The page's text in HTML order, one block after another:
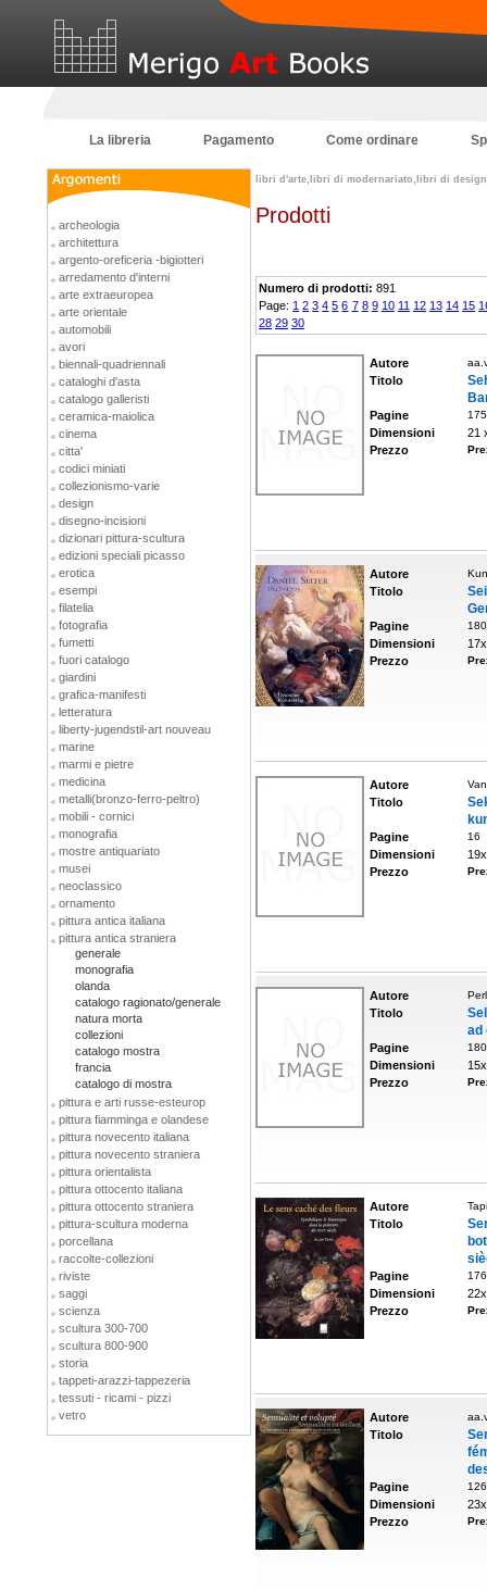
La libreria Pagamento Come ordinare
archeologia
architettura
argento-oreficeria -bigiotteri
arredamento d'interni
arte extraeuropea
arte orientale
automobili
avori
biennali-quadriennali
cataloghi d'asta
catalogo galleristi
ceramica-maiolica
cinema
citta'
codici miniati
collezionismo-varie
design
disegno-incisioni
dizionari pittura-scultura
edizioni speciali picasso
erotica
esempi
filatelia
fotografia
fumetti
fuori catalogo
giardini
grafica-manifesti
letteratura
liberty-jugendstil-art nouveau
marine
marmi e pietre
medicina
metalli(bronzo-ferro-peltro)
mobili - cornici
monografia
mostre antiquariato
musei
neoclassico
ornamento
pittura antica italiana
pittura antica straniera
generale
monografia
olanda
catalogo ragionato/generale
natura morta
collezioni
catalogo mostra
francia
catalogo di mostra
pittura e arti russe-esteurop
pittura fiamminga e olandese
pittura novecento italiana
pittura novecento straniera
pittura orientalista
pittura ottocento italiana
pittura ottocento straniera
pittura-scultura moderna
porcellana
raccolte-collezioni
riviste
saggi
scienza
scultura 300-700
scultura 800-900
storia
tappeti-arazzi-tappezeria
tessuti - ricami - pizzi
vetro
libri d'arte,libri di modernariato,libri di
Prodotti
Numero di prodotti: 891
Page: 1 2 3 4 5 6 7 8 9 10 11 12 13 14 15
28 29 30
Autore
Titolo
Pagine 175
Dimensioni
21
Prezzo
Autore
Titolo
Pagine 180
Dimensioni
Prezzo
Autore
Titolo
Pagine 16
Dimensioni
Prezzo
Autore
Titolo
ad
Pagine 180
Dimensioni
Prezzo
Autore
Titolo
Pagine 176
Dimensioni
Prezzo
Autore
Titolo
Pagine 126
Dimensioni
Prezzo